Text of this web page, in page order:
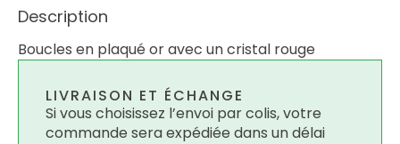
Description
Boucles en plaqué or avec un cristal rouge
LIVRAISON ET ÉCHANGE
Si vous choisissez l’envoi par colis, votre
commande sera expédiée dans un délai